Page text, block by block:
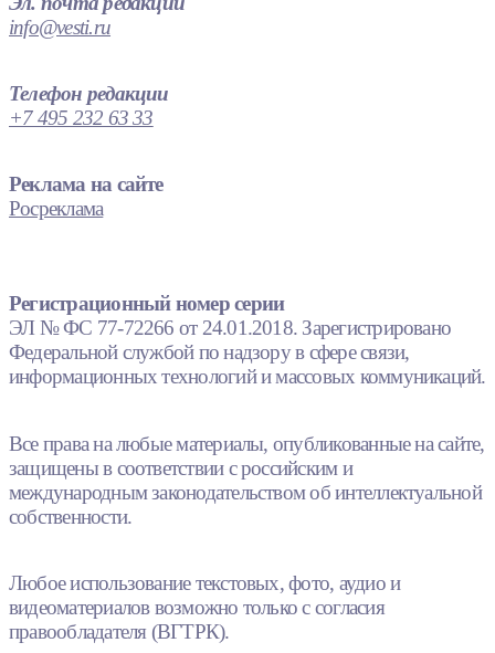
info@vesti.ru
Телефон редакции
+7 495 232 63 33
Реклама на сайте
Росреклама
Регистрационный номер серии
ЭЛ № ФС 77-72266 от 24.01.2018. Зарегистрировано
Федеральной службой по надзору в сфере связи,
информационных технологий и массовых коммуникаций.
Все права на любые материалы, опубликованные на сайте,
защищены в соответствии с российским и
международным законодательством об интеллектуальной
собственности.
Любое использование текстовых, фото, аудио и
видеоматериалов возможно только с согласия
правообладателя (ВГТРК).